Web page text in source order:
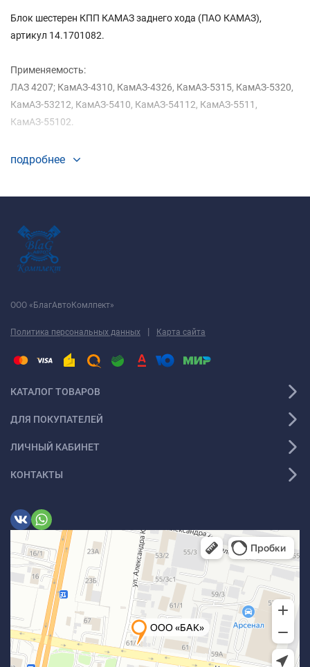
Блок шестерен КПП КАМАЗ заднего хода (ПАО КАМАЗ),
артикул 14.1701082.
Применяемость:
ЛАЗ 4207; КамАЗ-4310, КамАЗ-4326, КамАЗ-5315, КамАЗ-5320,
КамАЗ-53212, КамАЗ-5410, КамАЗ-54112, КамАЗ-5511,
КамАЗ-55102.
bak28@list.ru и наши специалисты всегда окажут вам помощь.
подробнее
ООО «БлагАвтоКомлпект»
Политика персональных данных | Карта сайта
КАТАЛОГ ТОВАРОВ
ДЛЯ ПОКУПАТЕЛЕЙ
ЛИЧНЫЙ КАБИНЕТ
КОНТАКТЫ